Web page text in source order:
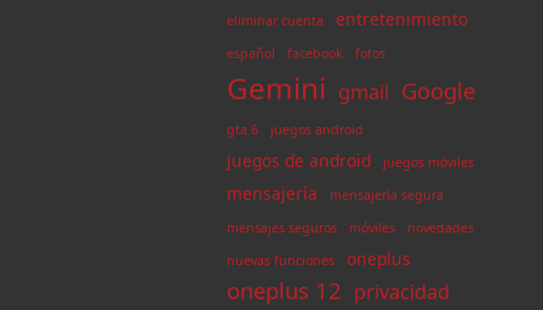
eliminar cuenta
entretenimiento
español facebook fotos
Gemini gmail Google
gta 6 juegos android
juegos de android juegos móviles
mensajería
mensajería segura
mensajes seguros
móviles
novedades
nuevas funciones
oneplus
oneplus 12 privacidad